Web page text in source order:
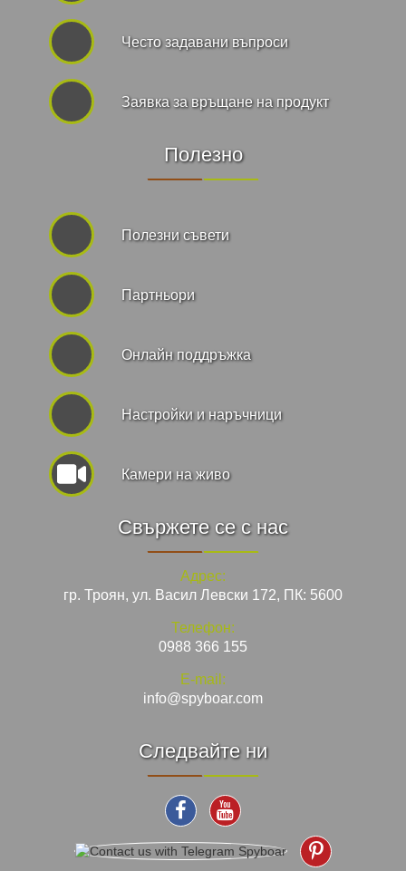
Често задавани въпроси
Заявка за връщане на продукт
Полезно
Полезни съвети
Партньори
Онлайн поддръжка
Hастройки и наръчници
Камери на живо
Свържете се с нас
Адрес:
гр. Троян, ул. Васил Левски 172, ПК: 5600
Телефон:
0988 366 155
E-mail:
info@spyboar.com
Следвайте ни